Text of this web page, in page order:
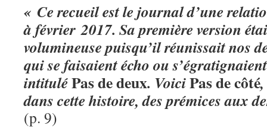
« Ce recueil est le journal d’une
à février 2017. Sa première version
volumineuse puisqu’il réunissait nos
qui se faisaient écho ou
intituléPas de deux. VoiciPas de côté
dans cette histoire, des prémices aux
(p. 9)